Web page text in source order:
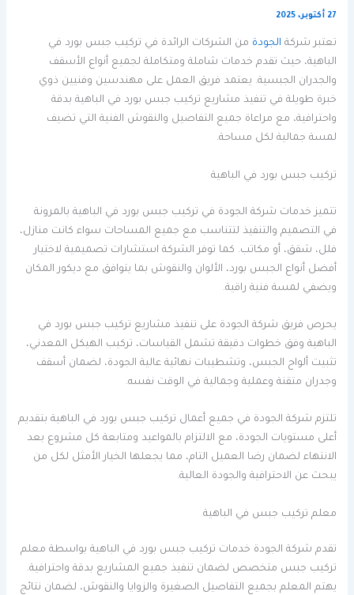
27 أكتوبر، 2025
تعتبر شركة الجودة من الشركات الرائدة في تركيب جبس بورد في
الباهية، حيث تقدم خدمات شاملة ومتكاملة لجميع أنواع الأسقف
والجدران الجبسية. يعتمد فريق العمل على مهندسين وفنيين ذوي
خبرة طويلة في تنفيذ مشاريع تركيب جبس بورد في الباهية بدقة
واحترافية، مع مراعاة جميع التفاصيل والنقوش الفنية التي تضيف
لمسة جمالية لكل مساحة.
تركيب جبس بورد في الباهية
تتميز خدمات شركة الجودة في تركيب جبس بورد في الباهية بالمرونة
في التصميم والتنفيذ لتتناسب مع جميع المساحات سواء كانت منازل،
فلل، شقق، أو مكاتب. كما توفر الشركة استشارات تصميمية لاختيار
أفضل أنواع الجبس بورد، الألوان والنقوش بما يتوافق مع ديكور المكان
ويضفي لمسة فنية راقية.
يحرص فريق شركة الجودة على تنفيذ مشاريع تركيب جبس بورد في
الباهية وفق خطوات دقيقة تشمل القياسات، تركيب الهيكل المعدني،
تثبيت ألواح الجبس، وتشطيبات نهائية عالية الجودة، لضمان أسقف
وجدران متقنة وعملية وجمالية في الوقت نفسه.
تلتزم شركة الجودة في جميع أعمال تركيب جبس بورد في الباهية بتقديم
أعلى مستويات الجودة، مع الالتزام بالمواعيد ومتابعة كل مشروع بعد
الانتهاء لضمان رضا العميل التام، مما يجعلها الخيار الأمثل لكل من
يبحث عن الاحترافية والجودة العالية.
معلم تركيب جبس في الباهية
تقدم شركة الجودة خدمات تركيب جبس بورد في الباهية بواسطة معلم
تركيب جبس متخصص لضمان تنفيذ جميع المشاريع بدقة واحترافية.
يهتم المعلم بجميع التفاصيل الصغيرة والزوايا والنقوش، لضمان نتائج